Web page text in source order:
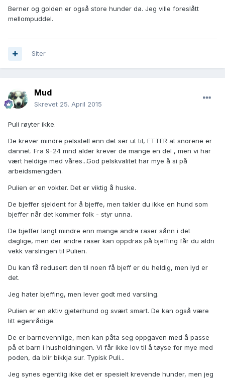
Berner og golden er også store hunder da. Jeg ville foreslått
mellompuddel.
Siter
Mud
Skrevet 25. April 2015
Puli røyter ikke.
De krever mindre pelsstell enn det ser ut til, ETTER at snorene er
dannet. Fra 9-24 mnd alder krever de mange en del , men vi har
vært heldige med våres...God pelskvalitet har mye å si på
arbeidsmengden.
Pulien er en vokter. Det er viktig å huske.
De bjeffer sjeldent for å bjeffe, men takler du ikke en hund som
bjeffer når det kommer folk - styr unna.
De bjeffer langt mindre enn mange andre raser sånn i det
daglige, men der andre raser kan oppdras på bjeffing får du aldri
vekk varslingen til Pulien.
Du kan få redusert den til noen få bjeff er du heldig, men lyd er
det.
Jeg hater bjeffing, men lever godt med varsling.
Pulien er en aktiv gjeterhund og svært smart. De kan også være
litt egenrådige.
De er barnevennlige, men kan påta seg oppgaven med å passe
på et barn i husholdningen. Vi får ikke lov til å tøyse for mye med
poden, da blir bikkja sur. Typisk Puli...
Jeg synes egentlig ikke det er spesielt krevende hunder, men jeg